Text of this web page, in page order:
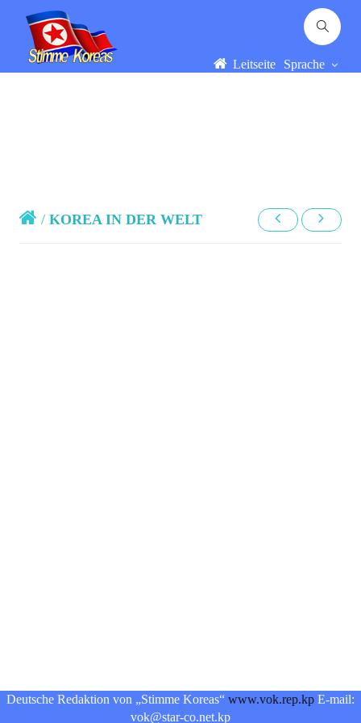
Leitseite Sprache
/KOREA IN DER WELT
Deutsche Redaktion von „Stimme Koreas“ www.vok.rep.kp E-mail:
vok@star-co.net.kp